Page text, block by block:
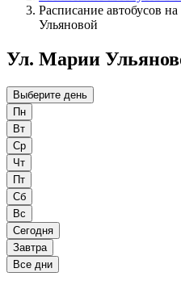
Расписание автобусов
Ульяновой
Ул. Марии
Выберите день
Пн
Вт
Ср
Чт
Пт
Сб
Вс
Сегодня
Завтра
Все дни